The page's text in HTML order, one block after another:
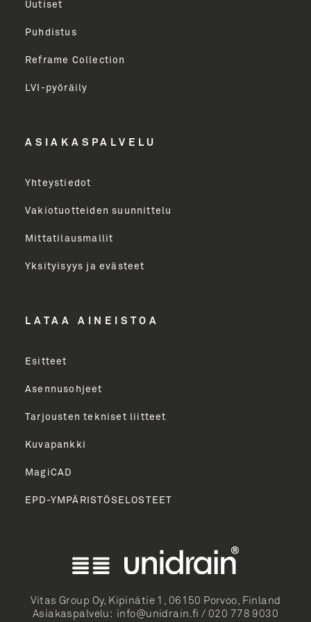
Svenska
Deutsch
Etunimi
Yritys
LÄHETÄ
Uutiset
Puhdistus
Reframe Collection
LVI-pyöräily
ASIAKASPALVELU
Yhteystiedot
Vakiotuotteiden suunnittelu
Mittatilausmallit
Yksityisyys ja evästeet
LATAA AINEISTOA
Esitteet
Asennusohjeet
Tarjousten tekniset liitteet
Kuvapankki
MagiCAD
EPD-YMPÄRISTÖSELOSTEET
Vitas Group Oy, Kipinätie 1, 06150 Porvoo, Finland
Asiakaspalvelu: info@unidrain.fi / 020 778 9030